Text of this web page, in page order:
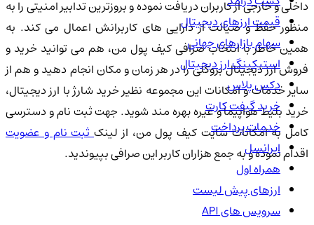
داخلی و خارجی از کاربران دریافت نموده و بروزترین تدابیر امنیتی را به
منظور حفظ و صیانت از دارایی های کاربرانش اعمال می کند. به
همین خاطر با انتخاب صرافی کیف پول من، هم می توانید خرید و
فروش ارز دیجیتال بروکلی را در هر زمان و مکان انجام دهید و هم از
سایر خدمات و امکانات این مجموعه نظیر خرید شارژ با ارز دیجیتال،
خرید بلیط هواپیما و غیره بهره مند شوید. جهت ثبت نام و دسترسی
کامل به امکانات سایت کیف پول من، از لینکثبت نام و عضویت
اقدام نموده و به جمع هزاران کاربر این صرافی بپیوندید.
قیمت ارزهای دیجیتال
سهام بازارهای جهانی
استیکینگ ارز دیجیتال
دکس پلاس
خرید گیفت کارت
خدمات پرداخت
ایرانسل
همراه اول
ارزهای پیش لیست
سرویس های API